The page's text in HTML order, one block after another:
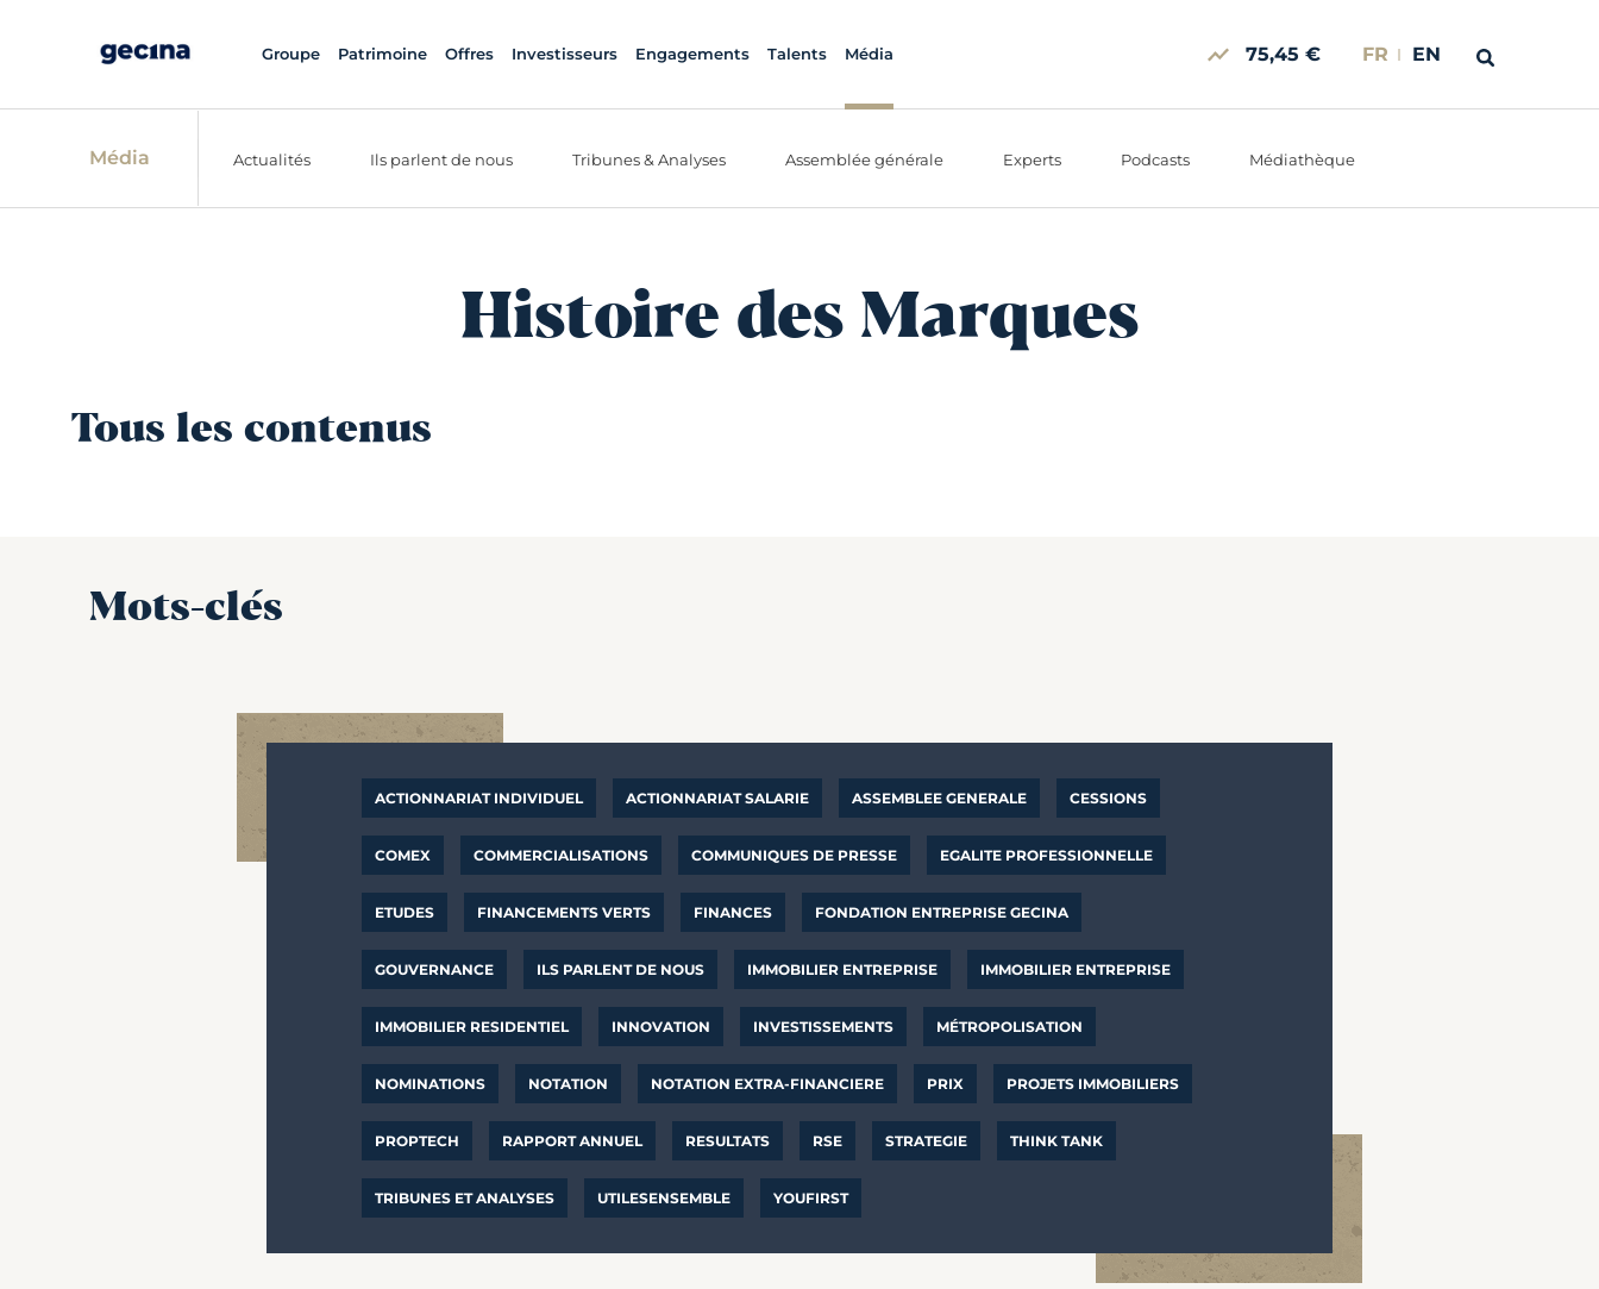
Groupe Patrimoine Offres Investisseurs Engagements Talents Média 75,45 € FR EN
Média Actualités Ils parlent de nous Tribunes & Analyses Assemblée générale Experts Podcasts Médiathèque
Histoire des Marques
Tous les contenus
Mots-clés
ACTIONNARIAT INDIVIDUEL ACTIONNARIAT SALARIE ASSEMBLEE GENERALE CESSIONS
COMEX COMMERCIALISATIONS COMMUNIQUES DE PRESSE EGALITE PROFESSIONNELLE
ETUDES FINANCEMENTS VERTS FINANCES FONDATION ENTREPRISE GECINA
GOUVERNANCE ILS PARLENT DE NOUS IMMOBILIER ENTREPRISE IMMOBILIER ENTREPRISE
IMMOBILIER RESIDENTIEL INNOVATION INVESTISSEMENTS MÉTROPOLISATION
NOMINATIONS NOTATION NOTATION EXTRA-FINANCIERE PRIX PROJETS IMMOBILIERS
PROPTECH RAPPORT ANNUEL RESULTATS RSE STRATEGIE THINK TANK
TRIBUNES ET ANALYSES UTILESENSEMBLE YOUFIRST